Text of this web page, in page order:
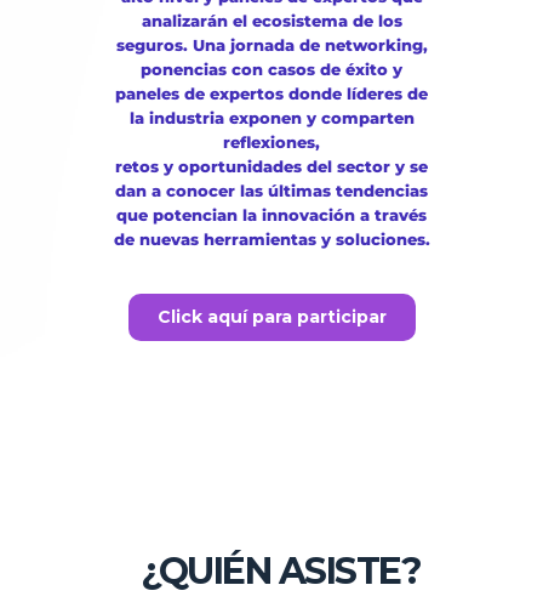
analizarán el ecosistema de los
seguros. Una jornada de networking,
ponencias con casos de éxito y
paneles de expertos donde líderes de
la industria exponen y comparten
reflexiones,
retos y oportunidades del sector y se
dan a conocer las últimas tendencias
que potencian la innovación a través
de nuevas herramientas y soluciones.
Click aquí para participar
¿QUIÉN ASISTE?